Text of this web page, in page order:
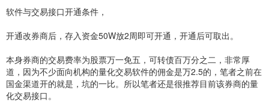
软件与交易接口开通条件，
开通改券商后，存入资金50W放2周即可开通，开通后可取出。
本身券商的交易费率为股票万一免五，可转债百万分之二，非常厚
道，因为不少面向机构的量化交易软件的佣金是万2.5的，笔者之前在
国金渠道开的就是，坑的一比。所以笔者还是很推荐目前该券商的量
化交易接口。